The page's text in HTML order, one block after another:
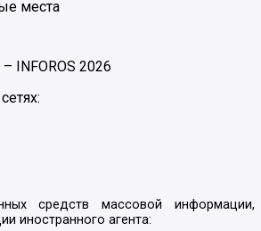
места
– INFOROS 2026
средств массовой информации,
иностранного агента: